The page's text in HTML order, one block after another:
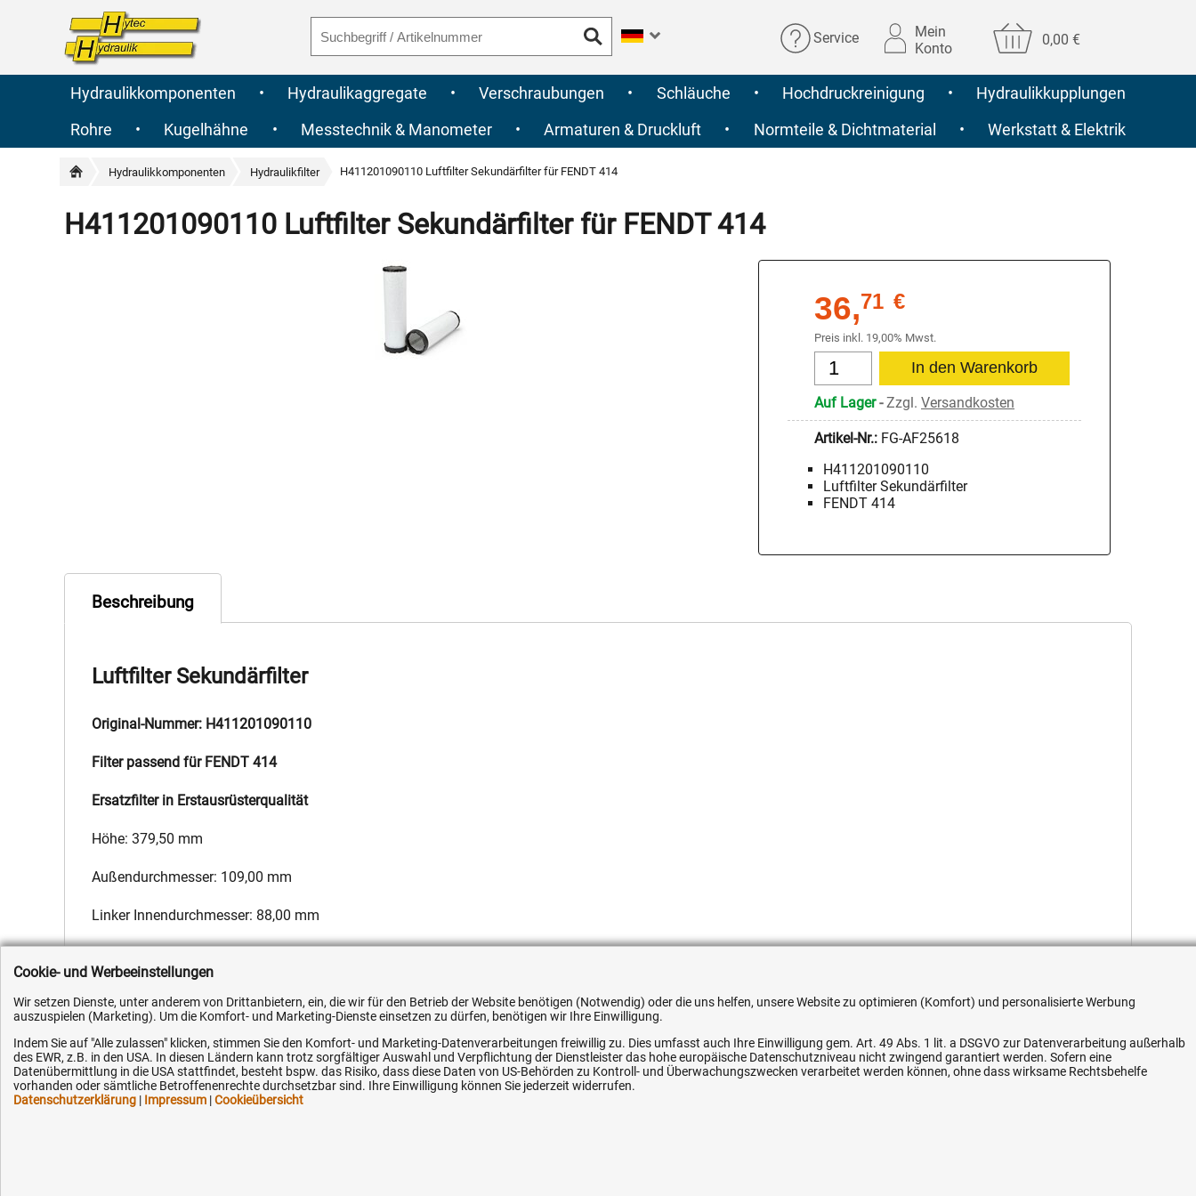
Service
Mein
Konto
0,00 €
Hydraulikkomponenten • Hydraulikaggregate • Verschraubungen • Schläuche • Hochdruckreinigung •
Hydraulikkupplungen
Rohre
• Kugelhähne • Messtechnik & Manometer • Armaturen & Druckluft • Normteile & Dichtmaterial • Werkstatt & Elektrik
Hydraulikkomponenten Hydraulikfilter H411201090110 Luftfilter Sekundärfilter für FENDT 414
H411201090110 Luftfilter Sekundärfilter für FENDT 414
36,71 €
Preis inkl. 19,00% Mwst.
Auf Lager-Zzgl. Versandkosten
Artikel-Nr.: FG-AF25618
H411201090110
Luftfilter Sekundärfilter
FENDT 414
Beschreibung
Luftfilter Sekundärfilter
Original-Nummer: H411201090110
Filter passend für FENDT 414
Ersatzfilter in Erstausrüsterqualität
Höhe: 379,50 mm
Außendurchmesser: 109,00 mm
Linker Innendurchmesser: 88,00 mm
Hersteller: Fleetguard,Hersteller-Nr.: H411201090110,EAN: 4051354536048
Kundenhotline (Festnetz):
+49 (0) 5351 - 523 520
Hilfe & Service Ihre Hytec-Hydraulik Vorteile Flexible Zahlung
Cookie- und Werbeeinstellungen
Wir setzen Dienste, unter anderem von Drittanbietern, ein, die wir für den Betrieb der Website benötigen (Notwendig) oder die uns helfen, unsere Website zu optimieren (Komfort) und personalisierte Werbung
auszuspielen (Marketing). Um die Komfort- und Marketing-Dienste einsetzen zu dürfen, benötigen wir Ihre Einwilligung.
Indem Sie auf "Alle zulassen" klicken, stimmen Sie den Komfort- und Marketing-Datenverarbeitungen freiwillig zu. Dies umfasst auch Ihre Einwilligung gem. Art. 49 Abs. 1 lit. a DSGVO zur Datenverarbeitung außerhalb
des EWR, z.B. in den USA. In diesen Ländern kann trotz sorgfältiger Auswahl und Verpflichtung der Dienstleister das hohe europäische Datenschutzniveau nicht zwingend garantiert werden. Sofern eine
Datenübermittlung in die USA stattfindet, besteht bspw. das Risiko, dass diese Daten von US-Behörden zu Kontroll- und Überwachungszwecken verarbeitet werden können, ohne dass wirksame Rechtsbehelfe
vorhanden oder sämtliche Betroffenenrechte durchsetzbar sind. Ihre Einwilligung können Sie jederzeit widerrufen.
Datenschutzerklärung | Impressum |Cookieübersicht